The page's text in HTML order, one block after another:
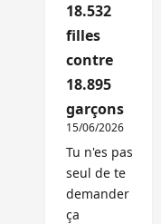
18.532
filles
contre
18.895
garçons
15/06/2026
Tu n'es pas
seul de te
demander
ça